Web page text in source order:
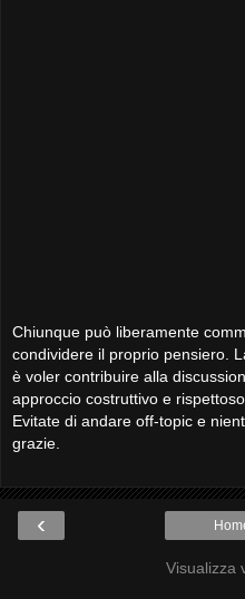
Chiunque può liberamente
condividere il proprio pensiero.
è voler contribuire alla
approccio costruttivo e
Evitate di andare off-topic e
grazie.
‹
Visualizza